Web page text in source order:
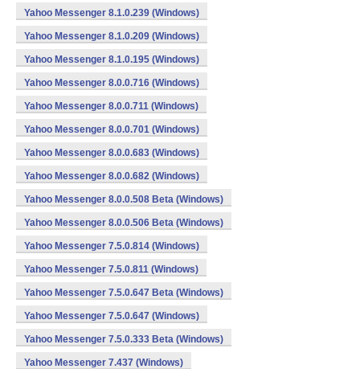
Yahoo Messenger 8.1.0.239 (Windows)
Yahoo Messenger 8.1.0.209 (Windows)
Yahoo Messenger 8.1.0.195 (Windows)
Yahoo Messenger 8.0.0.716 (Windows)
Yahoo Messenger 8.0.0.711 (Windows)
Yahoo Messenger 8.0.0.701 (Windows)
Yahoo Messenger 8.0.0.683 (Windows)
Yahoo Messenger 8.0.0.682 (Windows)
Yahoo Messenger 8.0.0.508 Beta (Windows)
Yahoo Messenger 8.0.0.506 Beta (Windows)
Yahoo Messenger 7.5.0.814 (Windows)
Yahoo Messenger 7.5.0.811 (Windows)
Yahoo Messenger 7.5.0.647 Beta (Windows)
Yahoo Messenger 7.5.0.647 (Windows)
Yahoo Messenger 7.5.0.333 Beta (Windows)
Yahoo Messenger 7.437 (Windows)